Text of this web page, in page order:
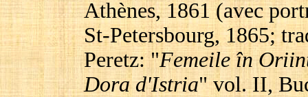
Athènes, 1861 (avec
St-Petersbourg, 1865;
Peretz: "Femeile în
Dora d'Istria" vol. II,